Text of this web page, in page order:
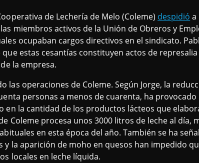
de Lechería de Melo (Coleme) despidió a
miembros activos de la Unión de Obreros y
ocupaban cargos directivos en el sindicato.
que estas cesantías constituyen actos de
la empresa.
las operaciones de Coleme. Según Jorge, la
personas a menos de cuarenta, ha provocado
en la cantidad de los productos lácteos que
Coleme procesa unos 3000 litros de leche al día,
en esta época del año. También se ha
la aparición de moho en quesos han impedido
locales en leche líquida.